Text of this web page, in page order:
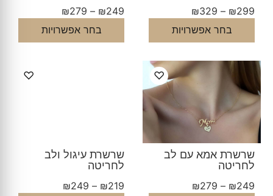
₪299
–
₪329
בחר אפשרויות
₪249
–
₪279
בחר אפשרויות
♡
שרשרת אמא עם לב
לחריטה
₪249
–
₪279
♡
שרשרת עיגול ולב
לחריטה
₪219
–
₪249